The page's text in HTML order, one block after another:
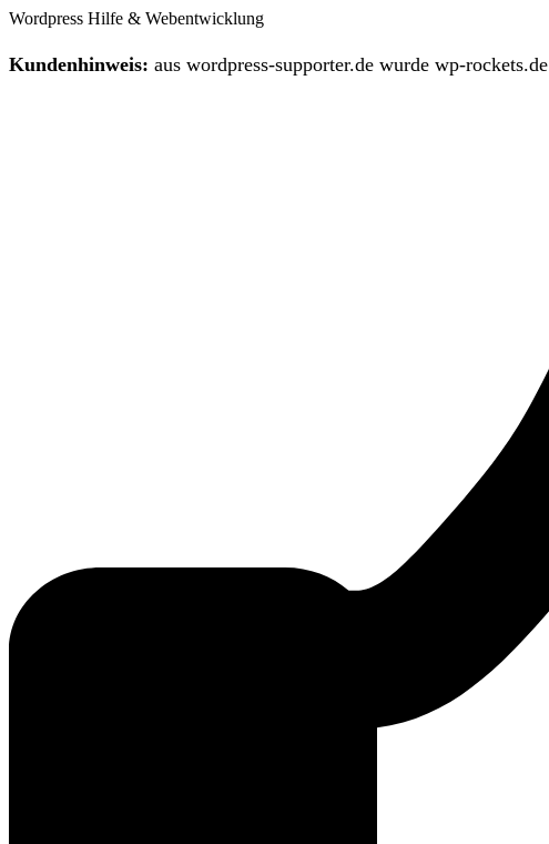
Wordpress Hilfe & Webentwicklung
Kundenhinweis: aus wordpress-supporter.de wurde wp-rockets.de